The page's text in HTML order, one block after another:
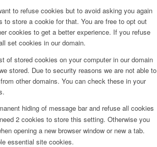
to refuse cookies but to avoid asking you again
to store a cookie for that. You are free to opt out
cookies to get a better experience. If you refuse
set cookies in our domain.
of stored cookies on your computer in our domain
stored. Due to security reasons we are not able to
other domains. You can check these in your
hiding of message bar and refuse all cookies
2 cookies to store this setting. Otherwise you
opening a new browser window or new a tab.
essential site cookies.